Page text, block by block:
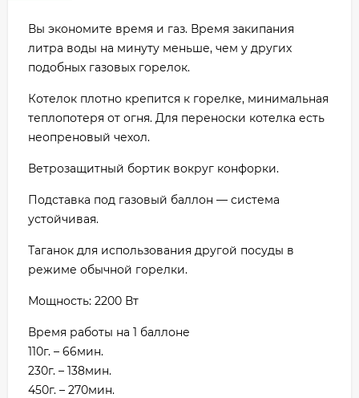
Вы экономите время и газ. Время закипания
литра воды на минуту меньше, чем у других
подобных газовых горелок.
Котелок плотно крепится к горелке, минимальная
теплопотеря от огня. Для переноски котелка есть
неопреновый чехол.
Ветрозащитный бортик вокруг конфорки.
Подставка под газовый баллон — система
устойчивая.
Таганок для использования другой посуды в
режиме обычной горелки.
Мощность: 2200 Вт
Время работы на 1 баллоне
110г. – 66мин.
230г. – 138мин.
450г. – 270мин.